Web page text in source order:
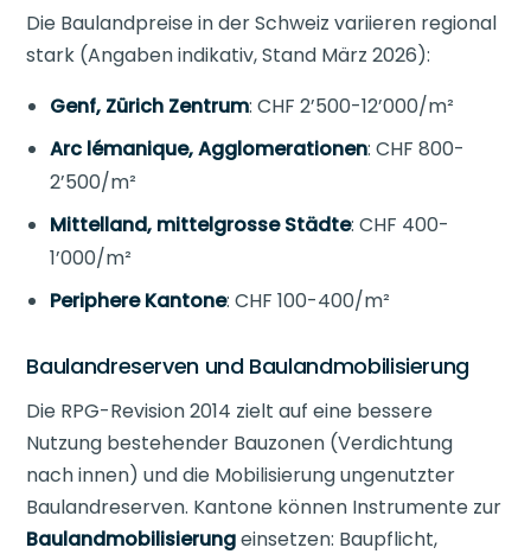
Die Baulandpreise in der Schweiz variieren regional
stark (Angaben indikativ, Stand März 2026):
Genf, Zürich Zentrum: CHF 2’500-12’000/m²
Arc lémanique, Agglomerationen: CHF 800-
2’500/m²
Mittelland, mittelgrosse Städte: CHF 400-
1’000/m²
Periphere Kantone: CHF 100-400/m²
Baulandreserven und Baulandmobilisierung
Die RPG-Revision 2014 zielt auf eine bessere
Nutzung bestehender Bauzonen (Verdichtung
nach innen) und die Mobilisierung ungenutzter
Baulandreserven. Kantone können Instrumente zur
Baulandmobilisierungeinsetzen: Baupflicht,